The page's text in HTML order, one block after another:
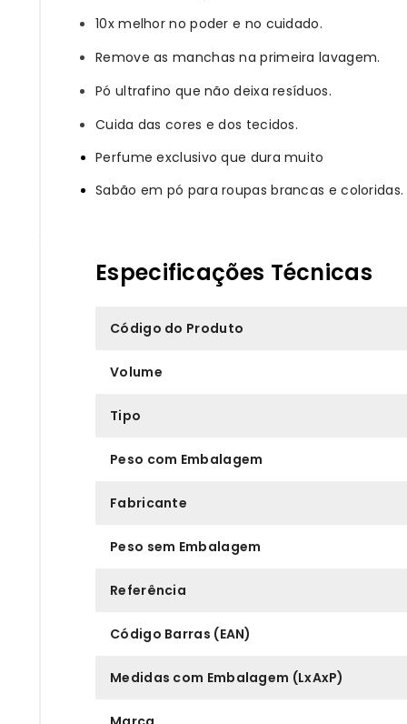
10x melhor no poder e no cuidado.
Remove as manchas na primeira lavagem.
Pó ultrafino que não deixa resíduos.
Cuida das cores e dos tecidos.
Perfume exclusivo que dura muito
Sabão em pó para roupas brancas e coloridas.
Especificações Técnicas
Código do Produto
Volume
Tipo
Peso com Embalagem
Fabricante
Peso sem Embalagem
Referência
Código Barras (EAN)
Medidas com Embalagem (LxAxP)